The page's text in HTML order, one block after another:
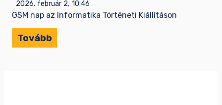
2026. február 2, 10:46
GSM nap az Informatika Történeti Kiállításon
Tovább